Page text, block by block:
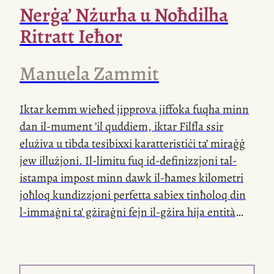
Nerġa’ Nżurha u Noħdilha
Ritratt Ieħor
Manuela Zammit
Iktar kemm wieħed jipprova jiffoka fuqha minn
dan il-mument’il quddiem, iktar Filfla ssir
elużiva u tibda tesibixxi karatteristiċi ta’ miraġġ
jew illużjoni. Il-limitufuq id-definizzjonital-
istampa impost minn dawkil-ħameskilometri
joħloq kundizzjoni perfetta sabiex tinħoloq din
l-immaġnita’ gżiraġni fejn il-gżirahija entità
interpretazzjonijiet personali u kollettivi varji,